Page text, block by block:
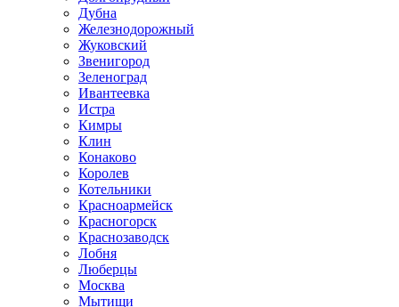
Дубна
Железнодорожный
Жуковский
Звенигород
Зеленоград
Ивантеевка
Истра
Кимры
Клин
Конаково
Королев
Котельники
Красноармейск
Красногорск
Краснозаводск
Лобня
Люберцы
Москва
Мытищи